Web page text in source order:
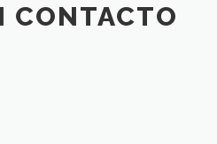
CONTACTO